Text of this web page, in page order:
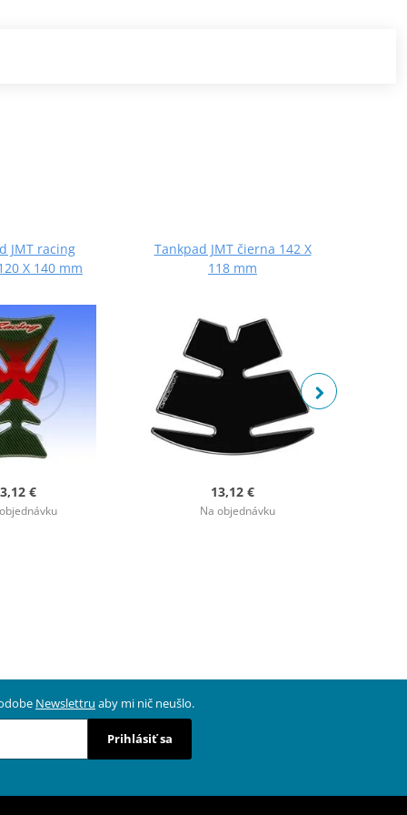
JMT racing
X 140 mm
€
Tankpad JMT čierna 142 X
118 mm
13,12 €
Na objednávku
Newslettru aby mi nič neušlo.
Prihlásiť sa